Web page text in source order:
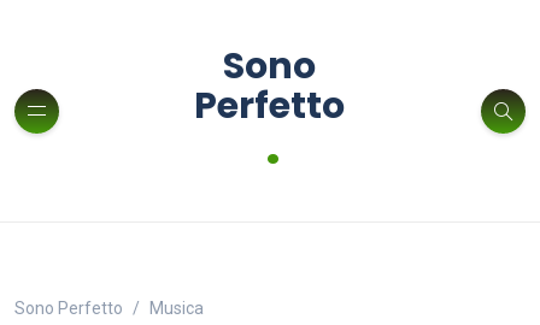
Sono
Perfetto
.
Sono Perfetto
Musica